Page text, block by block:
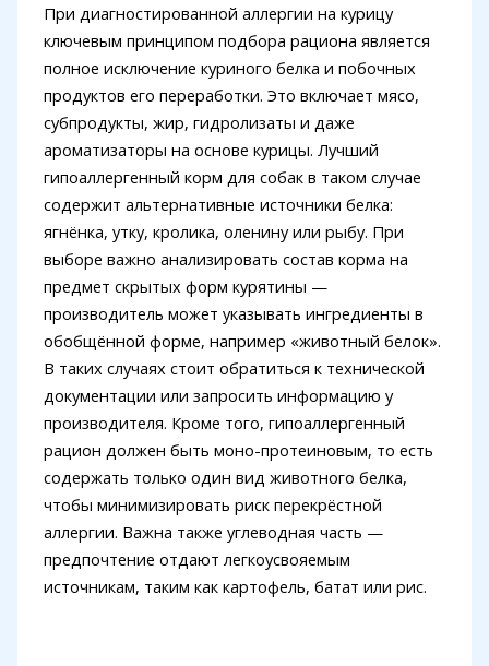
При диагностированной аллергии на курицу
ключевым принципом подбора рациона является
полное исключение куриного белка и побочных
продуктов его переработки. Это включает мясо,
субпродукты, жир, гидролизаты и даже
ароматизаторы на основе курицы. Лучший
гипоаллергенный корм для собак в таком случае
содержит альтернативные источники белка:
ягнёнка, утку, кролика, оленину или рыбу. При
выборе важно анализировать состав корма на
предмет скрытых форм курятины —
производитель может указывать ингредиенты в
обобщённой форме, например «животный белок».
В таких случаях стоит обратиться к технической
документации или запросить информацию у
производителя. Кроме того, гипоаллергенный
рацион должен быть моно-протеиновым, то есть
содержать только один вид животного белка,
чтобы минимизировать риск перекрёстной
аллергии. Важна также углеводная часть —
предпочтение отдают легкоусвояемым
источникам, таким как картофель, батат или рис.